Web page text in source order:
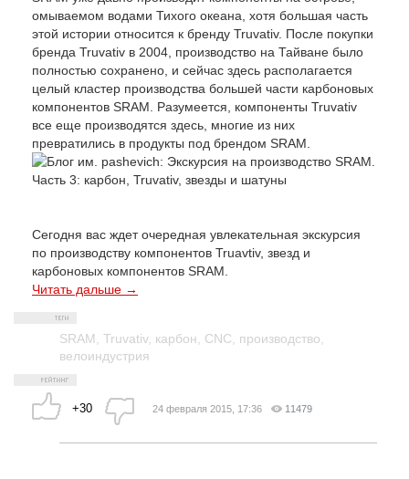
омываемом водами Тихого океана, хотя большая часть
этой истории относится к бренду Truvativ. После покупки
бренда Truvativ в 2004, производство на Тайване было
полностью сохранено, и сейчас здесь располагается
целый кластер производства большей части карбоновых
компонентов SRAM. Разумеется, компоненты Truvativ
все еще производятся здесь, многие из них
превратились в продукты под брендом SRAM.
Сегодня вас ждет очередная увлекательная экскурсия
по производству компонентов Truavtiv, звезд и
карбоновых компонентов SRAM.
Читать дальше →
SRAM Truvativ, карбон CNC производство
велоиндустрия
+30 24 февраля 2015, 17:36 11479